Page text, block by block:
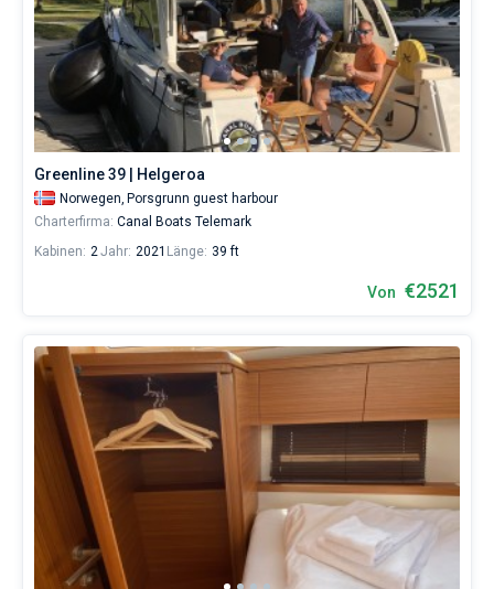
Nahe
Porsgrunn
guest
harbour
Greenline 39 | Helgeroa
Norwegen, Porsgrunn guest harbour
Charterfirma: Canal Boats Telemark
Kabinen: 2Jahr: 2021 Länge: 39 ft
Von €2521